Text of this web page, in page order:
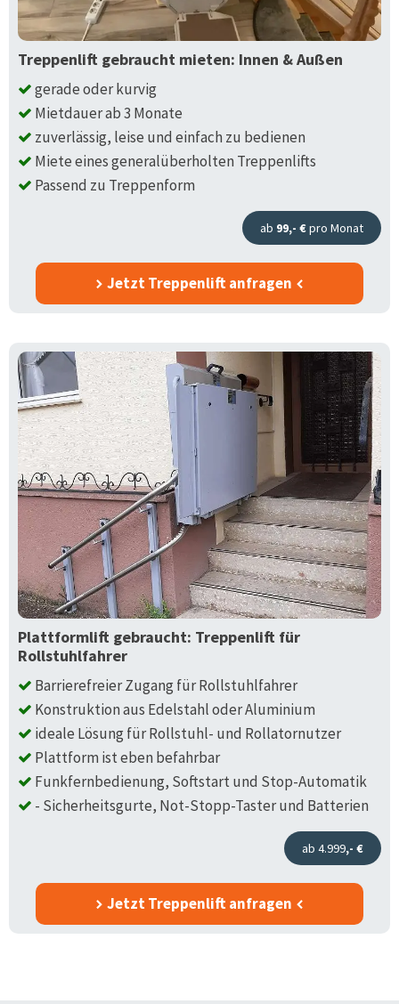
Treppenlift gebraucht mieten: Innen & Außen
gerade oder kurvig
Mietdauer ab 3 Monate
zuverlässig, leise und einfach zu bedienen
Miete eines generalüberholten Treppenlifts
Passend zu Treppenform
ab 99,- €pro Monat
Jetzt Treppenlift anfragen
Plattformlift gebraucht: Treppenlift für
Rollstuhlfahrer
Barrierefreier Zugang für Rollstuhlfahrer
Konstruktion aus Edelstahl oder Aluminium
ideale Lösung für Rollstuhl- und Rollatornutzer
Plattform ist eben befahrbar
Funkfernbedienung, Softstart und Stop-Automatik
- Sicherheitsgurte, Not-Stopp-Taster und Batterien
ab 4.999,- €
Jetzt Treppenlift anfragen